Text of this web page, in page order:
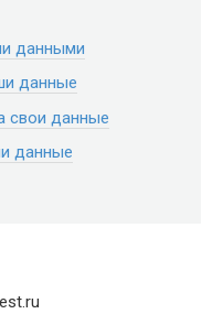
данными
данные
свои данные
данные